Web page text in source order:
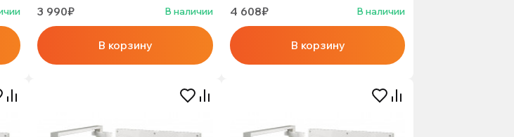
3 990₽ В наличии
В корзину
4 608₽ В наличии
В корзину